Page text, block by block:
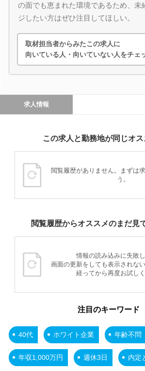
の面でも恵まれた環境であるため、未
ジしたい方はぜひ注目してほしい。
取材担当者からみたこの求人に
向いている人・向いていない人をチェ
求人情報
この求人と勤務地が同じオス
閲覧履歴がありません。まずは
う。
閲覧履歴からオススメのまだ見
情報の読み込みに失敗し
画面の更新をしても表示されな
経ってから再度お試しく
注目のキーワード
40代 ホワイト企業 年齢不問
年収1,000万円 週休3日 内定